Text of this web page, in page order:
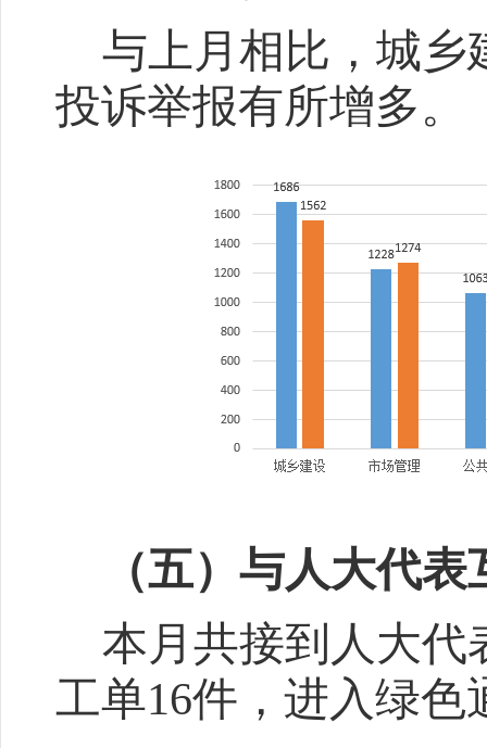
与上月相比，城乡
投诉举报有所增多。
（五）与人大代
本月共接到人大代
工单16件，进入绿色